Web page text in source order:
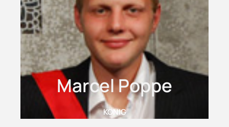
Marcel Poppe
KÖNIG